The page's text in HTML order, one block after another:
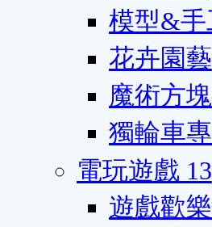
模型&手
花卉園藝
魔術方塊
獨輪車
電玩遊戲 13
遊戲歡